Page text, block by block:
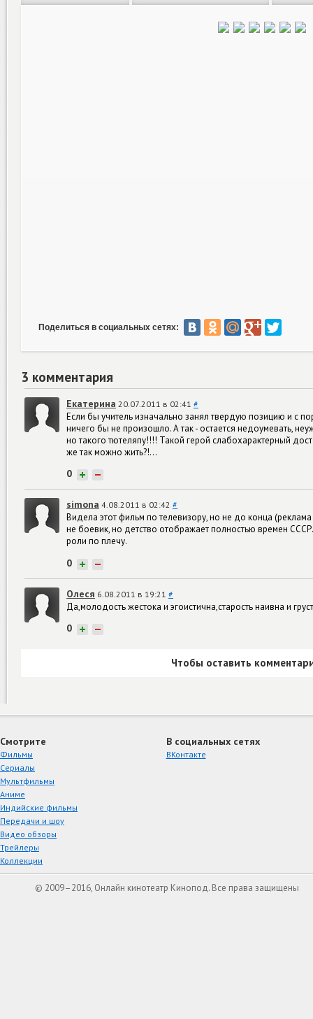
Поделиться в социальных сетях:
3 комментария
Екатерина 20.07.2011 в 02:41 #
Если бы учитель изначально занял твердую позицию и с
ничего бы не произошло. А так - остается недоумевать,
но такого тютеляпу!!!! Такой герой слабохарактерный
же так можно жить?!...
0 + −
simona 4.08.2011 в 02:42 #
Видела этот фильм по телевизору, но не до конца
не боевик, но детство отображает полностью времен
роли по плечу.
0 + −
Олеся 6.08.2011 в 19:21 #
Да,молодость жестока и эгоистична,старость наивна и
0 + −
Чтобы оставить
Смотрите
Фильмы
Сериалы
Мультфильмы
Аниме
Индийские фильмы
Передачи и шоу
Видео обзоры
Трейлеры
Коллекции
В социальных сетях
ВКонтакте
© 2009–2016, Онлайн кинотеатр Кинопод. Все права защищены